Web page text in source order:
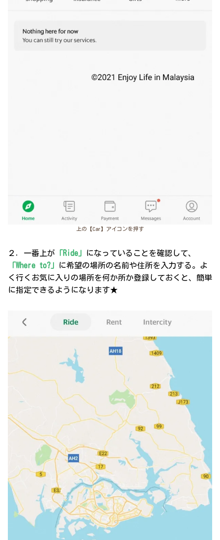
上の【Car】アイコンを押す
２．一番上が 「Ride」
になっていることを確認して、
「Where to?」
に希望の場所の名前や住所を入力する。よ
く行くお気に入りの場所を何か所か登録しておくと、簡単
に指定できるようになります★